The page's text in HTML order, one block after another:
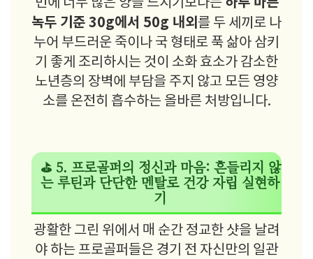
녹두 기준 30g에서 50g 내외 를 두 세끼로 나
누어 부드러운 죽이나 국 형태로 푹 삶아 삼키
기 좋게 조리하시는 것이 소화 효소가 감소한
노년층의 장벽에 부담을 주지 않고 모든 영양
소를 온전히 흡수하는 올바른 처방입니다.
⛳ 5. 프로골퍼의 정신과 마음: 흔들리지 않
는 루틴과 단단한 멘탈로 건강 자립 실현하
기
광활한 그린 위에서 매 순간 정교한 샷을 날려
야 하는 프로골퍼들은 경기 전 자신만의 일관